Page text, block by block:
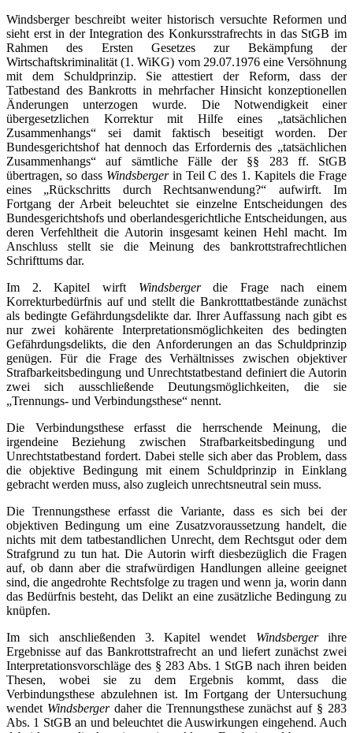
Windsberger beschreibt weiter historisch versuchte Reformen und
sieht erst in der Integration des Konkursstrafrechts in das StGB im
Rahmen des Ersten Gesetzes zur Bekämpfung der
Wirtschaftskriminalität (1. WiKG) vom 29.07.1976 eine Versöhnung
mit dem Schuldprinzip. Sie attestiert der Reform, dass der
Tatbestand des Bankrotts in mehrfacher Hinsicht konzeptionellen
Änderungen unterzogen wurde. Die Notwendigkeit einer
übergesetzlichen Korrektur mit Hilfe eines „tatsächlichen
Zusammenhangs“ sei damit faktisch beseitigt worden. Der
Bundesgerichtshof hat dennoch das Erfordernis des „tatsächlichen
Zusammenhangs“ auf sämtliche Fälle der §§ 283 ff. StGB
übertragen, so dass Windsbergerin Teil C des 1. Kapitels die Frage
eines „Rückschritts durch Rechtsanwendung?“ aufwirft. Im
Fortgang der Arbeit beleuchtet sie einzelne Entscheidungen des
Bundesgerichtshofs und oberlandesgerichtliche Entscheidungen, aus
deren Verfehltheit die Autorin insgesamt keinen Hehl macht. Im
Anschluss stellt sie die Meinung des bankrottstrafrechtlichen
Schrifttums dar.
Im 2. Kapitel wirft Windsbergerdie Frage nach einem
Korrekturbedürfnis auf und stellt die Bankrotttatbestände zunächst
als bedingte Gefährdungsdelikte dar. Ihrer Auffassung nach gibt es
nur zwei kohärente Interpretationsmöglichkeiten des bedingten
Gefährdungsdelikts, die den Anforderungen an das Schuldprinzip
genügen. Für die Frage des Verhältnisses zwischen objektiver
Strafbarkeitsbedingung und Unrechtstatbestand definiert die Autorin
zwei sich ausschließende Deutungsmöglichkeiten, die sie
„Trennungs- und Verbindungsthese“ nennt.
Die Verbindungsthese erfasst die herrschende Meinung, die
irgendeine Beziehung zwischen Strafbarkeitsbedingung und
Unrechtstatbestand fordert. Dabei stelle sich aber das Problem, dass
die objektive Bedingung mit einem Schuldprinzip in Einklang
gebracht werden muss, also zugleich unrechtsneutral sein muss.
Die Trennungsthese erfasst die Variante, dass es sich bei der
objektiven Bedingung um eine Zusatzvoraussetzung handelt, die
nichts mit dem tatbestandlichen Unrecht, dem Rechtsgut oder dem
Strafgrund zu tun hat. Die Autorin wirft diesbezüglich die Fragen
auf, ob dann aber die strafwürdigen Handlungen alleine geeignet
sind, die angedrohte Rechtsfolge zu tragen und wenn ja, worin dann
das Bedürfnis besteht, das Delikt an eine zusätzliche Bedingung zu
knüpfen.
Im sich anschließenden 3. Kapitel wendet Windsbergerihre
Ergebnisse auf das Bankrottstrafrecht an und liefert zunächst zwei
Interpretationsvorschläge des § 283 Abs. 1 StGB nach ihren beiden
Thesen, wobei sie zu dem Ergebnis kommt, dass die
Verbindungsthese abzulehnen ist. Im Fortgang der Untersuchung
wendet Windsbergerdaher die Trennungsthese zunächst auf § 283
Abs. 1 StGB an und beleuchtet die Auswirkungen eingehend. Auch